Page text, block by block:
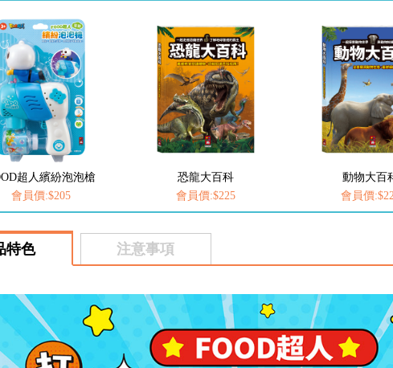
恐龍大百科
會員價:$225
動物大百科
會員價:$225
FOOD超人-我
會員價
特色 注意事項